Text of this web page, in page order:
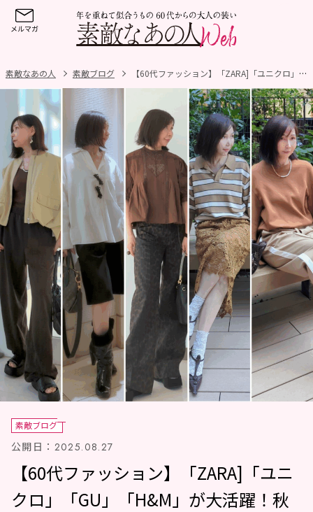
素敵なあの人 素敵ブログ 【60代ファッション】「ZARA]「ユニクロ」「GU」「H&M」が大活躍！秋気分を先取りする「涼感・秋色コーデ」5選！
素敵ブログ
公開日： 2025.08.27
【60代ファッション】「ZARA]「ユニ
クロ」「GU」「H&M」が大活躍！秋